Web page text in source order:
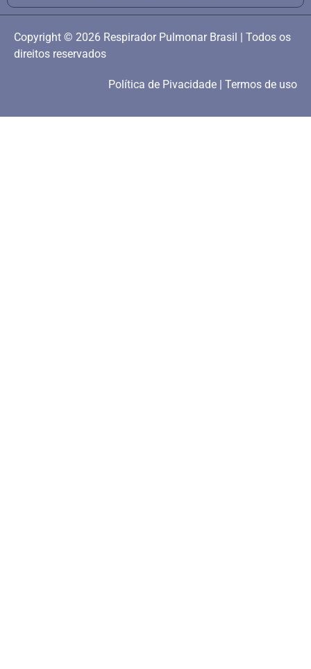
Copyright © 2026 Respirador Pulmonar Brasil | Todos os
direitos reservados
Política de Pivacidade | Termos de uso